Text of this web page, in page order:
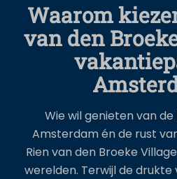
Waarom
van den
Wie wil genieten van
Amsterdam én de rust
Rien van den Broeke
werelden. Terwijl de